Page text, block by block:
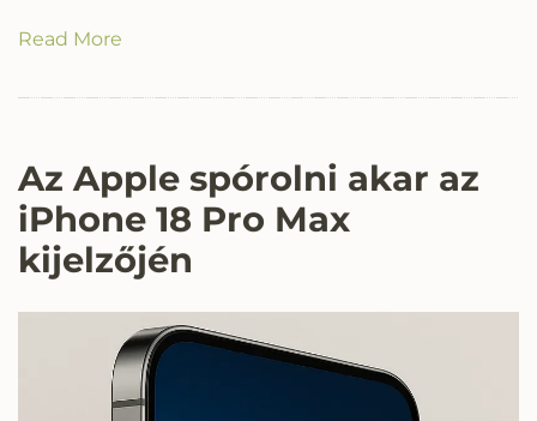
Read More
Az Apple spórolni akar az
iPhone 18 Pro Max
kijelzőjén